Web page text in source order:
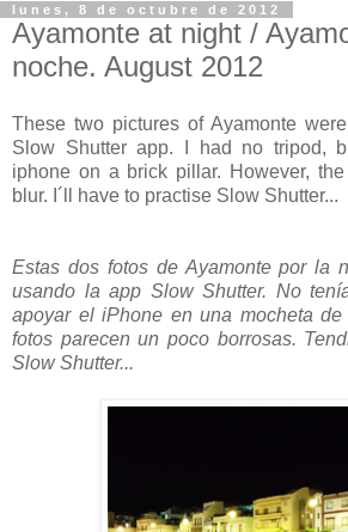
lunes, 8 de octubre de 2012
Ayamonte at night /
noche. August 2012
These two pictures of Ayamonte
Slow Shutter app. I had no tripod,
iphone on a brick pillar. However,
blur. I´ll have to practise Slow Shutter...
Estas dos fotos de Ayamonte por la
usando la app Slow Shutter. No
apoyar el iPhone en una mocheta
fotos parecen un poco borrosas.
Slow Shutter...